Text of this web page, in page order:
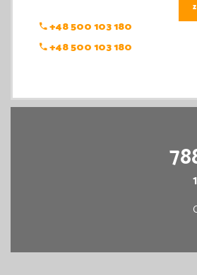
+48 500 103 180
+48 500 103 180